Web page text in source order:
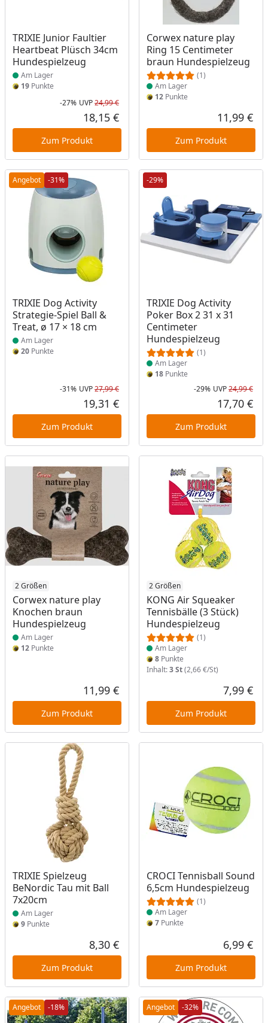
TRIXIE Junior Faultier
Heartbeat Plüsch 34cm
Hundespielzeug
Produkt am Lager
Am Lager
19 Punkte
Rabatt in Prozent
-27%
Ursprünglicher Preis
UVP24,99 €
Aktueller Preis
18,15 €
Zum Produkt
Corwex nature play
Ring 15 Centimeter
braun Hundespielzeug
(1)
Produkt am Lager
Am Lager
12Punkte
11,99 €
Zum Produkt
Angebot -31%
TRIXIE Dog Activity
Strategie-Spiel Ball &
Treat, ø 17 × 18 cm
Produkt am Lager
Am Lager
20 Punkte
Rabatt in Prozent
-31%
Ursprünglicher Preis
UVP27,99 €
Aktueller Preis
19,31 €
Zum Produkt
-29%
TRIXIE Dog Activity
Poker Box 2 31 x 31
Centimeter
Hundespielzeug
(1)
Produkt am Lager
Am Lager
18Punkte
-29% UVP24,99 €
17,70 €
Zum Produkt
2 Größen
Corwex nature play
Knochen braun
Hundespielzeug
Produkt am Lager
Am Lager
12 Punkte
Aktueller Preis
11,99 €
Zum Produkt
2 Größen
KONG Air Squeaker
Tennisbälle (3 Stück)
Hundespielzeug
(1)
Produkt am Lager
Am Lager
8Punkte
Inhalt:3 St(2,66 €/St)
7,99 €
Zum Produkt
TRIXIE Spielzeug
BeNordic Tau mit Ball
7x20cm
Produkt am Lager
Am Lager
9 Punkte
Aktueller Preis
8,30 €
Zum Produkt
CROCI Tennisball Sound
6,5cm Hundespielzeug
(1)
Produkt am Lager
Am Lager
7Punkte
6,99 €
Zum Produkt
Angebot -18% Angebot -32%